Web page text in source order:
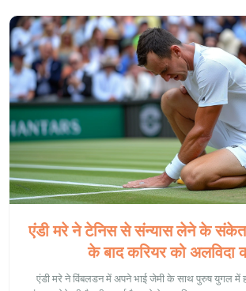
एंडी मरे ने टेनिस से संन्यास लेने के संकेत
के बाद करियर को अलविदा
एंडी मरे ने विंबलडन में अपने भाई जेमी के साथ पुरुष युगल में